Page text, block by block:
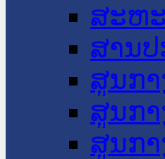
ສະຫ
ສານ
ສູນກ
ສູນກ
ສູນກ